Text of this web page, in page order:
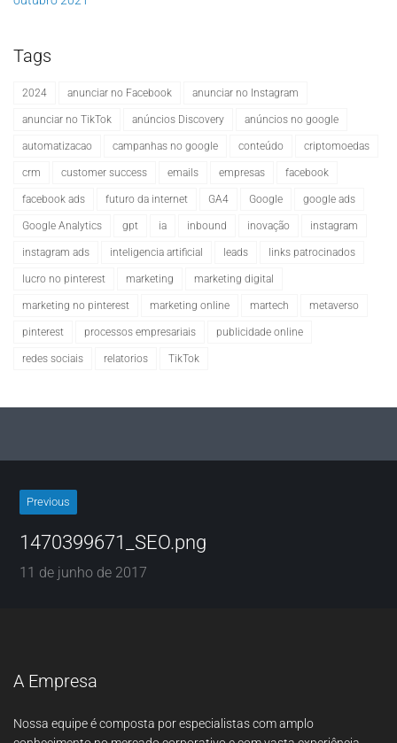
Tags
2024 anunciar no Facebook anunciar no Instagram
anunciar no TikTok anúncios Discovery anúncios no google
automatizacao campanhas no google conteúdo criptomoedas
crm customer success emails empresas facebook
facebook ads futuro da internet GA4 Google google ads
Google Analytics gpt ia inbound inovação instagram
instagram ads inteligencia artificial leads links patrocinados
lucro no pinterest marketing marketing digital
marketing no pinterest marketing online martech metaverso
pinterest processos empresariais publicidade online
redes sociais relatorios TikTok
Previous
1470399671_SEO.png
11 de junho de 2017
A Empresa
Nossa equipe é composta por especialistas com amplo